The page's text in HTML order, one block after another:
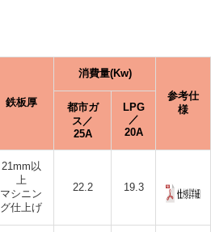
鉄板厚
消費量(Kw)
参考仕
様
都市ガ
ス／
25A
LPG
／
20A
21mm以
上
マシニン
グ仕上げ
22.2 19.3